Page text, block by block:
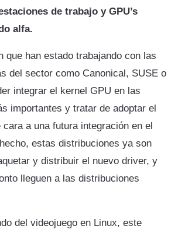
de trabajo y GPU’s
alfa.
que han estado trabajando con las
del sector como Canonical, SUSE o
integrar el kernel GPU en las
importantes y tratar de adoptar el
cara a una futura integración en el
estas distribuciones ya son
y distribuir el nuevo driver, y
lleguen a las distribuciones
del videojuego en Linux, este